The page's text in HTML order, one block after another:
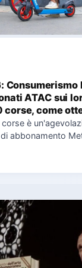
Consumerismo
ATAC sui
corse, come
di disservizi
è
abbonamento